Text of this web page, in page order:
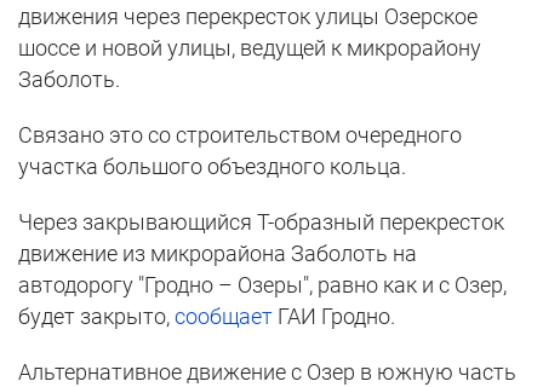
движения через перекресток улицы Озерское
шоссе и новой улицы, ведущей к микрорайону
Заболоть.
Связано это со строительством очередного
участка большого объездного кольца.
Через закрывающийся Т-образный перекресток
движение из микрорайона Заболоть на
автодорогу "Гродно – Озеры", равно как и с Озер,
будет закрыто,сообщает ГАИ Гродно.
Альтернативное движение с Озер в южную часть